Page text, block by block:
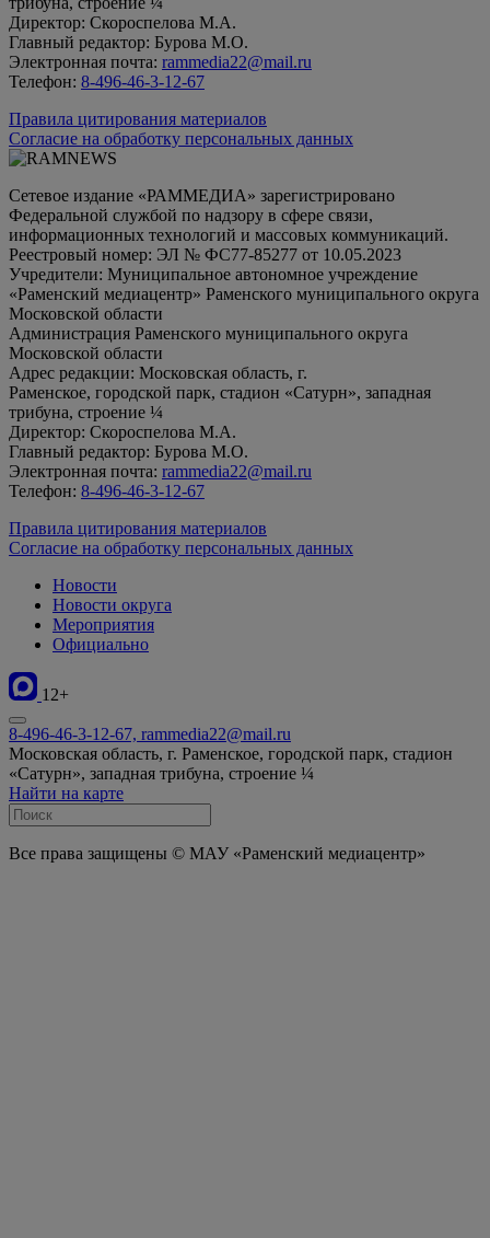
Директор: Скороспелова М.А.
Главный редактор: Бурова М.О.
Электронная почта: rammedia22@mail.ru
Телефон: 8-496-46-3-12-67
Правила цитирования материалов
Согласие на обработку персональных данных
Сетевое издание «РАММЕДИА» зарегистрировано
Федеральной службой по надзору в сфере связи,
информационных технологий и массовых коммуникаций.
Реестровый номер: ЭЛ № ФС77-85277 от 10.05.2023
Учредители: Муниципальное автономное учреждение
«Раменский медиацентр» Раменского муниципального округа
Московской области
Администрация Раменского муниципального округа
Московской области
Адрес редакции: Московская область, г.
Раменское, городской парк, стадион «Сатурн», западная
трибуна, строение ¼
Директор: Скороспелова М.А.
Главный редактор: Бурова М.О.
Электронная почта: rammedia22@mail.ru
Телефон: 8-496-46-3-12-67
Правила цитирования материалов
Согласие на обработку персональных данных
Новости
Новости округа
Мероприятия
Официально
12+
8-496-46-3-12-67, rammedia22@mail.ru
Московская область, г. Раменское, городской парк, стадион
«Сатурн», западная трибуна, строение ¼
Найти на карте
Все права защищены © МАУ «Раменский медиацентр»